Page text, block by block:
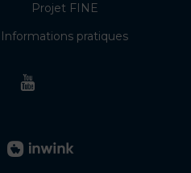
Projet FINE
Informations pratiques